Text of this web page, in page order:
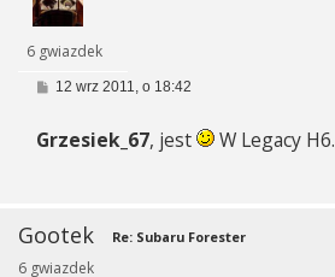
6 gwiazdek
P
t
12 wrz 2011, o 18:42
Grzesiek_67, jest W Legacy H6.
Gootek
6 gwiazdek
Re: Subaru Forester